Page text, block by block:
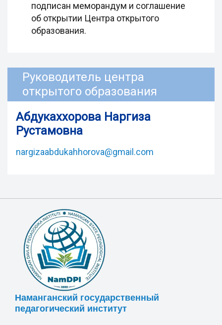
подписан меморандум и соглашение
об открытии Центра открытого
образования.
Руководитель центра
открытого образования
Абдукаххорова Наргиза
Рустамовна
nargizaabdukahhorova@gmail.com
Наманганский государственный
педагогический институт